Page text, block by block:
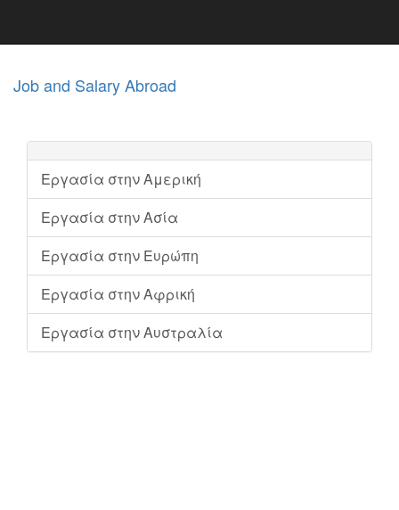
Job and Salary Abroad
Εργασία στην Αμερική
Εργασία στην Ασία
Εργασία στην Ευρώπη
Εργασία στην Αφρική
Εργασία στην Αυστραλία